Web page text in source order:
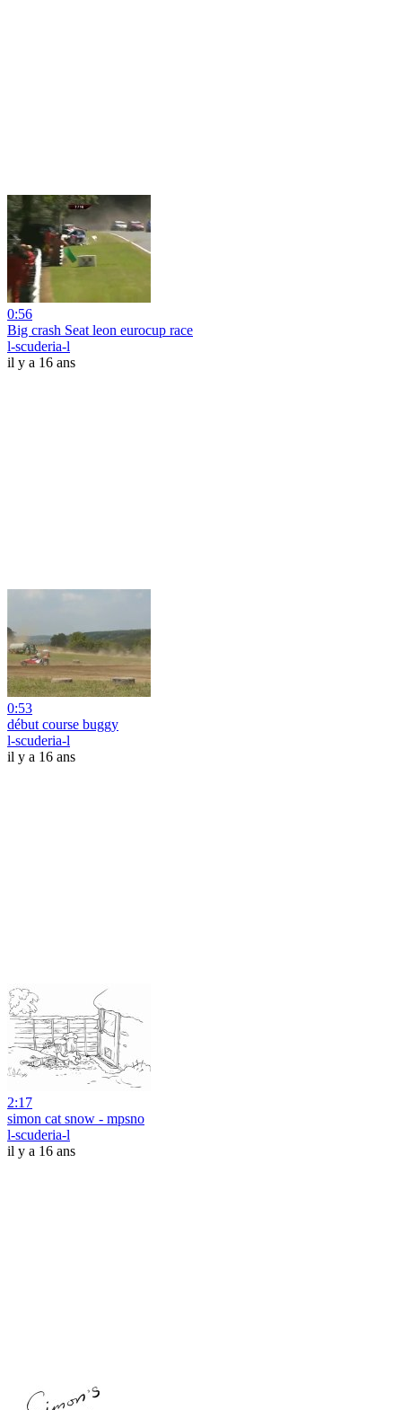
0:56
Big crash Seat leon eurocup race
l-scuderia-l
il y a 16 ans
0:53
début course buggy
l-scuderia-l
il y a 16 ans
2:17
simon cat snow - mpsno
l-scuderia-l
il y a 16 ans